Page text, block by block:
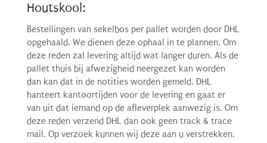
Houtskool:
Bestellingen van sekelbos per pallet worden door DHL
opgehaald. We dienen deze ophaal in te plannen. Om
deze reden zal levering altijd wat langer duren. Als de
pallet thuis bij afwezigheid neergezet kan worden
dan kan dat in de notities worden gemeld. DHL
hanteert kantoortijden voor de levering en gaat er
van uit dat iemand op de afleverplek aanwezig is. Om
deze reden verzend DHL dan ook geen track & trace
mail. Op verzoek kunnen wij deze aan u verstrekken.